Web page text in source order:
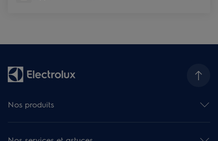
Nos produits
Plaques de cuisson